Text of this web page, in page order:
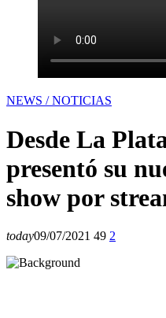
NEWS / NOTICIAS
Desde La
presentó su
show por
today09/07/2021 49 2